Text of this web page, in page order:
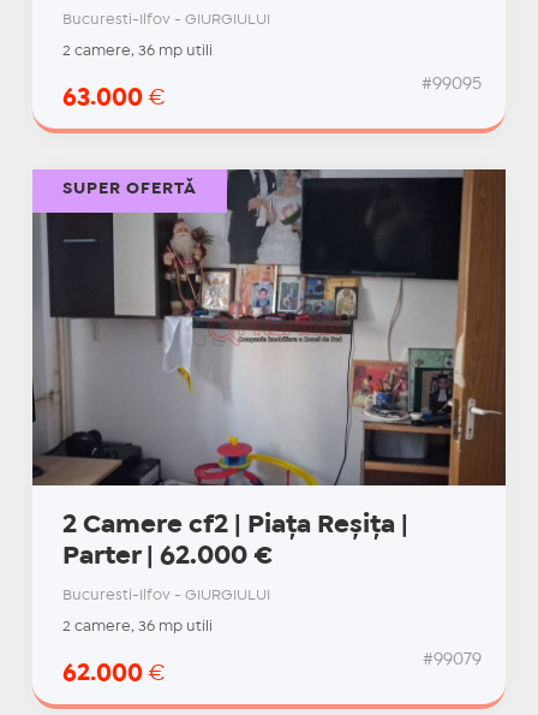
Bucuresti-Ilfov - GIURGIULUI
2 camere, 36 mp utili
63.000 €
#99095
2 Camere cf2 | Piața Reșița |
Parter | 62.000 €
Bucuresti-Ilfov - GIURGIULUI
2 camere, 36 mp utili
62.000 €
#99079
SUPER OFERTĂ